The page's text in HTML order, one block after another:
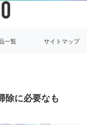
一覧 サイトマップ
除に必要なも